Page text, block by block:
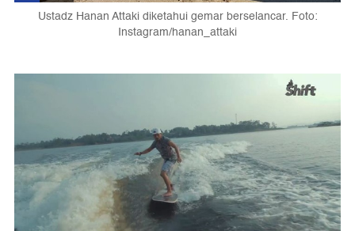
Ustadz Hanan Attaki diketahui gemar berselancar. Foto:
Instagram/hanan_attaki